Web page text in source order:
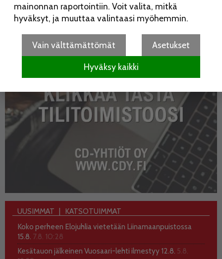
UUSIMMAT
KATSOTUIMMAT
Koko perheen Elojuhlia vietetään Liinamaanpuistossa
15.8. 7.8. 10:28
Kesätauon jälkeinen Vuosaari-lehti ilmestyy 12.8. 5.8.
mainonnan raportointiin. Voit valita, mitkä
hyväksyt, ja muuttaa valintaasi myöhemmin.
Vain välttämättömät Asetukset
Hyväksy kaikki